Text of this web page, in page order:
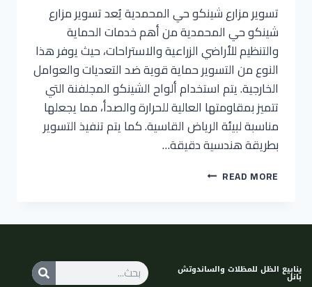
تسوير مزارع شينكو حي المحمدية يُعد تسوير مزارع
شينكو حي المحمدية من أهم خدمات الحماية
والتنظيم للأراضي الزراعية والاستراحات، حيث يوفر هذا
النوع من التسوير حماية قوية ضد التعديات والعوامل
الخارجية. يتم استخدام ألواح الشينكو المجلفنة التي
تتميز بمقاومتها العالية للحرارة والصدأ، مما يجعلها
مناسبة لبيئة الرياض القاسية. كما يتم تنفيذ التسوير
بطريقة هندسية دقيقة…
READ MORE
ينابيع الظل للمظلات والساندوتش
بانل